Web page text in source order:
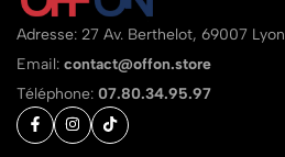
Adresse: 27 Av. Berthelot, 69007 Lyon
Email: contact@offon.store
Téléphone: 07.80.34.95.97